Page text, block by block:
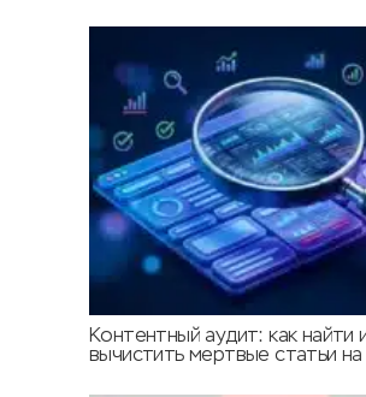
Контентный аудит: как найти
вычистить мертвые статьи на